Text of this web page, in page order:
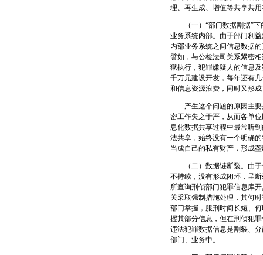
理、再生成、增值等共享共
（一）“部门数据割据”下
业务系统内部。由于部门利
内部业务系统之间信息数据
譬如，与公检法司关系紧密
狱执行，犯罪嫌疑人的信息
千万元建设开发，每年还有
和信息资源浪费，同时又形
产生这个问题的原因主要
密工作失之于严，从而各单
息化数据共享过程中最常听
法共享，始终没有一个明确
当成自己的私有财产，形成
（二）数据链断裂。由于
不持续，没有形成闭环，呈
所查询刑侦部门犯罪信息库
关采取强制措施处理，其何
部门掌握，服刑时间长短、
握其部分信息，但在刑侦犯
违法犯罪数据信息是割裂、
部门、业务中。